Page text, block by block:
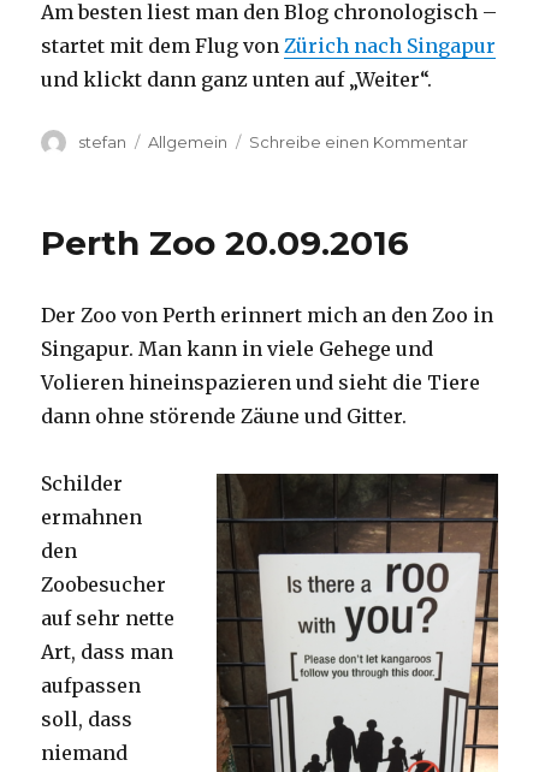
Am besten liest man den Blog chronologisch –
startet mit dem Flug vonZürich nach Singapur
und klickt dann ganz unten auf „Weiter“.
Autor
stefan Kategorien
Allgemein Schreibe einen Kommentarzu
Perth
Perth Zoo 20.09.2016
Der Zoo von Perth erinnert mich an den Zoo in
Singapur. Man kann in viele Gehege und
Volieren hineinspazieren und sieht die Tiere
dann ohne störende Zäune und Gitter.
Schilder
ermahnen
den
Zoobesucher
auf sehr nette
Art, dass man
aufpassen
soll, dass
niemand